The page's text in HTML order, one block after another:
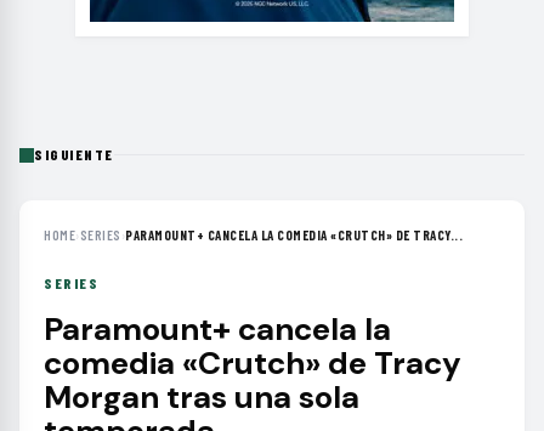
SIGUIENTE
HOME› SERIES ›PARAMOUNT+ CANCELA LA COMEDIA «CRUTCH» DE TRACY...
SERIES
Paramount+ cancela la
comedia «Crutch» de Tracy
Morgan tras una sola